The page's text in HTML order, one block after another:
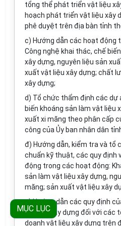
tổng thể phát triển vật liệu
hoạch phát triển vật liệu xây
phê duyệt trên địa bàn tỉnh
c) Hướng dẫn các hoạt động
Công nghệ khai thác, chế
xây dựng, nguyên liệu sản
xuất vật liệu xây dựng; chất
xây dựng;
d) Tổ chức thẩm định các dự
biến khoáng sản làm vật liệu
xuất xi măng theo phân cấp
công của Ủy ban nhân dân
đ) Hướng dẫn, kiểm tra và tổ
chuẩn kỹ thuật, các quy định
động trong các hoạt động:
sản làm vật liệu xây dựng,
măng; sản xuất vật liệu xây
e) Hướng dẫn các quy định
vật liệu xây dựng đối với các
doanh vật liệu xây dựng trên
MỤC LỤC